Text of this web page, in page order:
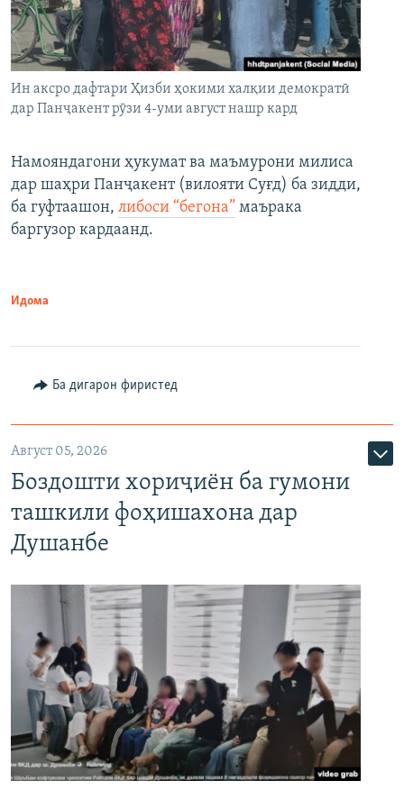
Ин аксро дафтари Ҳизби ҳокими халқии демократӣ
дар Панҷакент рӯзи 4-уми август нашр кард
Намояндагони ҳукумат ва маъмурони милиса
дар шаҳри Панҷакент (вилояти Суғд) ба зидди,
ба гуфтаашон, либоси “бегона” маърака
баргузор кардаанд.
Идома
Ба дигарон фиристед
Август 05, 2026
Боздошти хориҷиён ба гумони
ташкили фоҳишахона дар
Душанбе